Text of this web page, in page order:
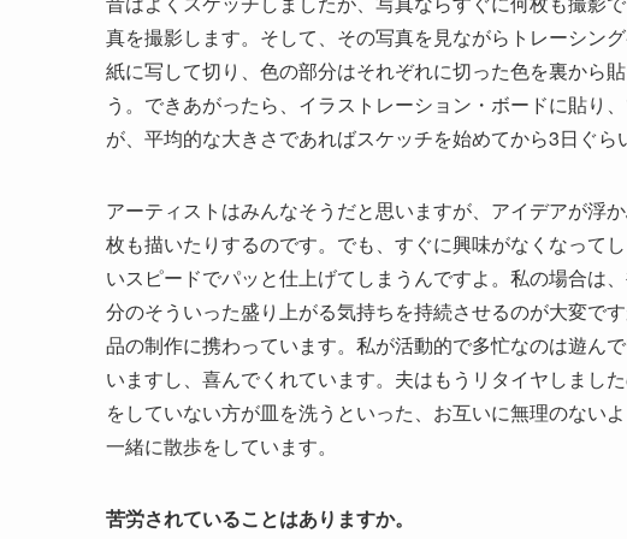
真を撮影します。そして、その写真を見ながらトレーシン
紙に写して切り、色の部分はそれぞれに切った色を裏から
う。できあがったら、イラストレーション・ボードに貼り
が、平均的な大きさであればスケッチを始めてから3日ぐら
アーティストはみんなそうだと思いますが、アイデアが浮
枚も描いたりするのです。でも、すぐに興味がなくなって
いスピードでパッと仕上げてしまうんですよ。私の場合は
分のそういった盛り上がる気持ちを持続させるのが大変で
品の制作に携わっています。私が活動的で多忙なのは遊ん
いますし、喜んでくれています。夫はもうリタイヤしまし
をしていない方が皿を洗うといった、お互いに無理のない
一緒に散歩をしています。
苦労されていることはありますか。